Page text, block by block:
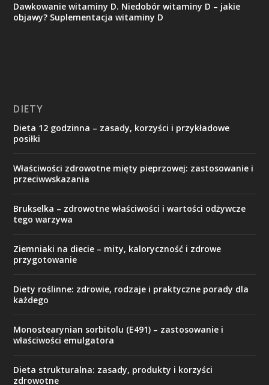
Dawkowanie witaminy D. Niedobór witaminy D – jakie
objawy? Suplementacja witaminy D
DIETY
Dieta 12 godzinna – zasady, korzyści i przykładowe
posiłki
Właściwości zdrowotne mięty pieprzowej: zastosowanie i
przeciwwskazania
Brukselka – zdrowotne właściwości i wartości odżywcze
tego warzywa
Ziemniaki na diecie – mity, kaloryczność i zdrowe
przygotowanie
Diety roślinne: zdrowie, rodzaje i praktyczne porady dla
każdego
Monostearynian sorbitolu (E491) – zastosowanie i
właściwości emulgatora
Dieta strukturalna: zasady, produkty i korzyści
zdrowotne